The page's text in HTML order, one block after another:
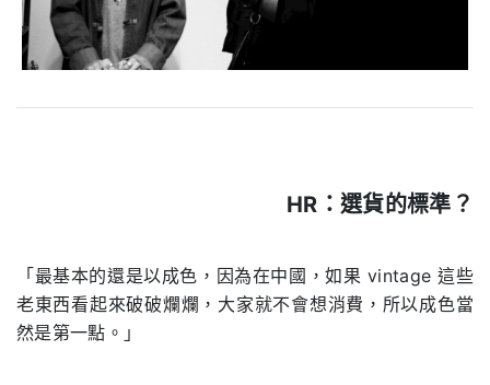
HR： 選貨的標準？
「最基本的還是以成色，因為在中國，如果 vintage 這些
老東西看起來破破爛爛，大家就不會想消費，所以成色當
然是第一點。」